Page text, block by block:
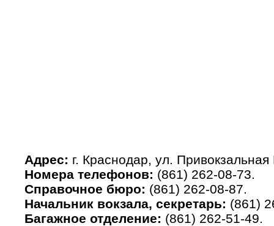
Адрес: г. Краснодар, ул.
Номера телефонов: (861) 262-08-73.
Справочное бюро: (861) 262-08-87.
Начальник вокзала, секретарь: (861)
Багажное отделение: (861) 262-51-49.